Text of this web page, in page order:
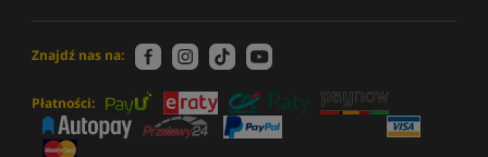
Znajdź nas na:
Płatności: